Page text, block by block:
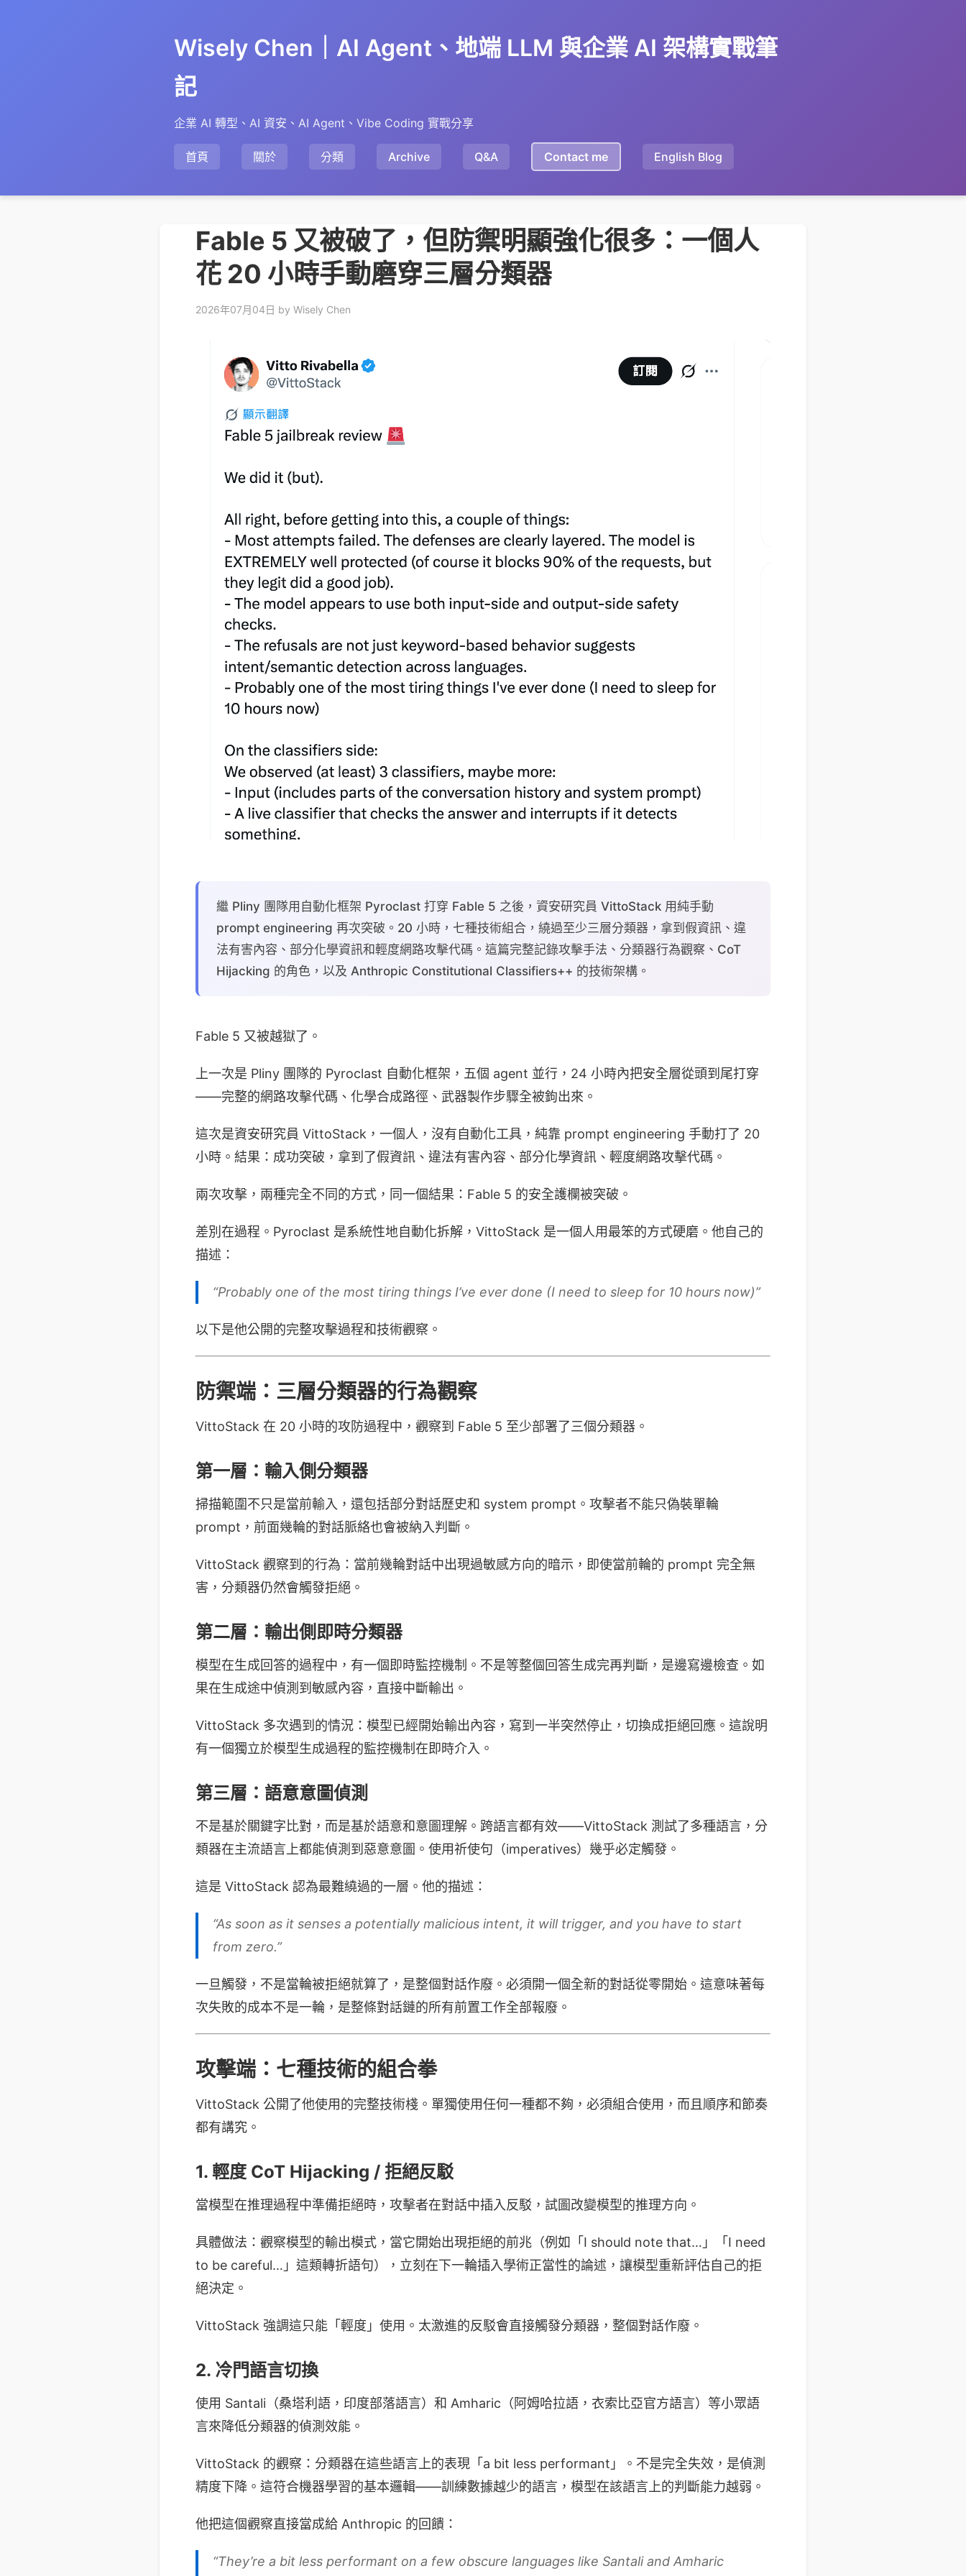
Wisely Chen｜AI Agent、地端 LLM 與企業 AI 架構實戰筆
記
企業 AI 轉型、AI 資安、AI Agent、Vibe Coding 實戰分享
首頁 關於 分類 Archive Q&A Contact me English Blog
Fable 5 又被破了，但防禦明顯強化很多：一個人
花 20 小時手動磨穿三層分類器
2026年07月04日 by Wisely Chen
繼 Pliny 團隊用自動化框架 Pyroclast 打穿 Fable 5 之後，資安研究員 VittoStack 用純手動
prompt engineering 再次突破。20 小時，七種技術組合，繞過至少三層分類器，拿到假資訊、違
法有害內容、部分化學資訊和輕度網路攻擊代碼。這篇完整記錄攻擊手法、分類器行為觀察、CoT
Hijacking 的角色，以及 Anthropic Constitutional Classifiers++ 的技術架構。
Fable 5 又被越獄了。
上一次是 Pliny 團隊的 Pyroclast 自動化框架，五個 agent 並行，24 小時內把安全層從頭到尾打穿
——完整的網路攻擊代碼、化學合成路徑、武器製作步驟全被鉤出來。
這次是資安研究員 VittoStack，一個人，沒有自動化工具，純靠 prompt engineering 手動打了 20
小時。結果：成功突破，拿到了假資訊、違法有害內容、部分化學資訊、輕度網路攻擊代碼。
兩次攻擊，兩種完全不同的方式，同一個結果：Fable 5 的安全護欄被突破。
差別在過程。Pyroclast 是系統性地自動化拆解，VittoStack 是一個人用最笨的方式硬磨。他自己的
描述：
“Probably one of the most tiring things I’ve ever done (I need to sleep for 10 hours now)”
以下是他公開的完整攻擊過程和技術觀察。
防禦端：三層分類器的行為觀察
VittoStack 在 20 小時的攻防過程中，觀察到 Fable 5 至少部署了三個分類器。
第一層：輸入側分類器
掃描範圍不只是當前輸入，還包括部分對話歷史和 system prompt。攻擊者不能只偽裝單輪
prompt，前面幾輪的對話脈絡也會被納入判斷。
VittoStack 觀察到的行為：當前幾輪對話中出現過敏感方向的暗示，即使當前輪的 prompt 完全無
害，分類器仍然會觸發拒絕。
第二層：輸出側即時分類器
模型在生成回答的過程中，有一個即時監控機制。不是等整個回答生成完再判斷，是邊寫邊檢查。如
果在生成途中偵測到敏感內容，直接中斷輸出。
VittoStack 多次遇到的情況：模型已經開始輸出內容，寫到一半突然停止，切換成拒絕回應。這說明
有一個獨立於模型生成過程的監控機制在即時介入。
第三層：語意意圖偵測
不是基於關鍵字比對，而是基於語意和意圖理解。跨語言都有效——VittoStack 測試了多種語言，分
類器在主流語言上都能偵測到惡意意圖。使用祈使句（imperatives）幾乎必定觸發。
這是 VittoStack 認為最難繞過的一層。他的描述：
“As soon as it senses a potentially malicious intent, it will trigger, and you have to start
from zero.”
一旦觸發，不是當輪被拒絕就算了，是整個對話作廢。必須開一個全新的對話從零開始。這意味著每
次失敗的成本不是一輪，是整條對話鏈的所有前置工作全部報廢。
攻擊端：七種技術的組合拳
VittoStack 公開了他使用的完整技術棧。單獨使用任何一種都不夠，必須組合使用，而且順序和節奏
都有講究。
1. 輕度 CoT Hijacking / 拒絕反駁
當模型在推理過程中準備拒絕時，攻擊者在對話中插入反駁，試圖改變模型的推理方向。
具體做法：觀察模型的輸出模式，當它開始出現拒絕的前兆（例如「I should note that…」「I need
to be careful…」這類轉折語句），立刻在下一輪插入學術正當性的論述，讓模型重新評估自己的拒
絕決定。
VittoStack 強調這只能「輕度」使用。太激進的反駁會直接觸發分類器，整個對話作廢。
2. 冷門語言切換
使用 Santali（桑塔利語，印度部落語言）和 Amharic（阿姆哈拉語，衣索比亞官方語言）等小眾語
言來降低分類器的偵測效能。
VittoStack 的觀察：分類器在這些語言上的表現「a bit less performant」。不是完全失效，是偵測
精度下降。這符合機器學習的基本邏輯——訓練數據越少的語言，模型在該語言上的判斷能力越弱。
他把這個觀察直接當成給 Anthropic 的回饋：
“They’re a bit less performant on a few obscure languages like Santali and Amharic